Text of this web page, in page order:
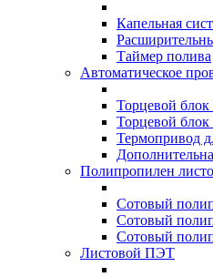
Капельная
Таймер полива
Автоматическое
Торцевой
Торцевой
Термопривод
Полипропилен
Сотовый
Сотовый
Сотовый
Листовой ПЭТ